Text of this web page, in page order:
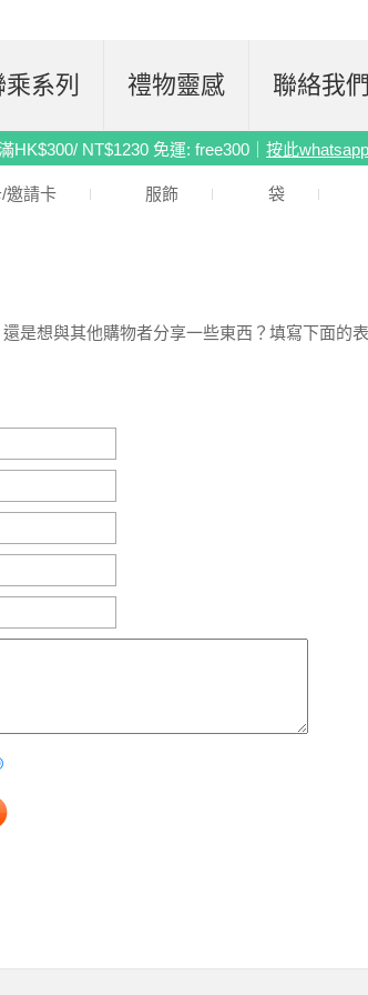
是想與其他購物者分享一些東西？填寫下面的
乘系列 禮物靈感 聯絡我們
HK$300/ NT$1230 免運: free300｜ 按此
邀請卡 服飾 袋